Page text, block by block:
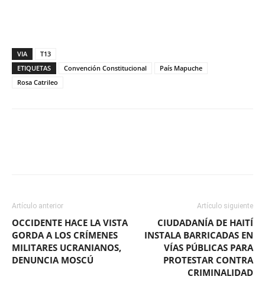
VIA
T13
ETIQUETAS
Convención Constitucional
País Mapuche
Rosa Catrileo
Artículo anterior
OCCIDENTE HACE LA VISTA
GORDA A LOS CRÍMENES
MILITARES UCRANIANOS,
DENUNCIA MOSCÚ
Artículo siguiente
CIUDADANÍA DE HAITÍ
INSTALA BARRICADAS EN
VÍAS PÚBLICAS PARA
PROTESTAR CONTRA
CRIMINALIDAD